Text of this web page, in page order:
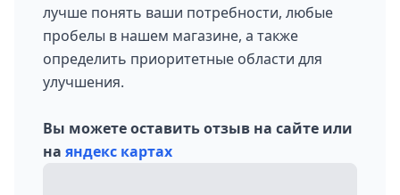
лучше понять ваши потребности, любые
пробелы в нашем магазине, а также
определить приоритетные области для
улучшения.
Вы можете оставить отзыв на сайте или
на яндекс картах